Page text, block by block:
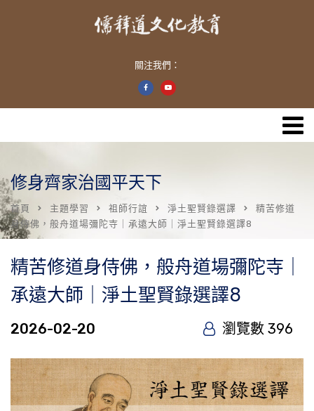
關注我們：
修身齊家治國平天下
首頁 主題學習 祖師行誼 淨土聖賢錄選譯
精苦修道
身侍佛，般舟道場彌陀寺｜承遠大師｜淨土聖賢錄選譯8
精苦修道身侍佛，般舟道場彌陀寺｜
承遠大師｜淨土聖賢錄選譯8
2026-02-20 瀏覽數 396